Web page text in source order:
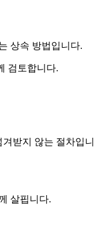
상속 방법입니다.
검토합니다.
받지 않는 절차입니
살핍니다.